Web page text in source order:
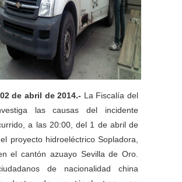
de abril de 2014.- La Fiscalía del
las causas del incidente
a las 20:00, del 1 de abril de
proyecto hidroeléctrico Sopladora,
el cantón azuayo Sevilla de Oro.
de nacionalidad china